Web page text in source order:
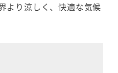
より涼しく、快適な気候